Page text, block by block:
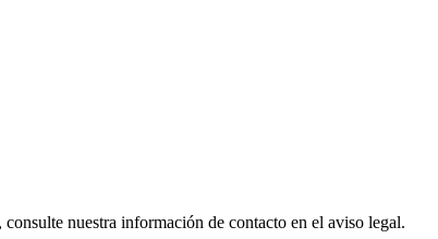
nuestra información de contacto en el aviso legal.